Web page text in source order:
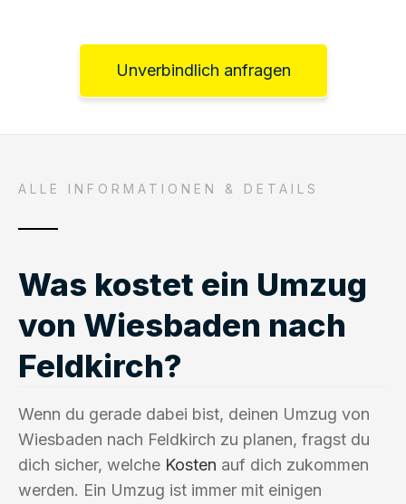
Unverbindlich anfragen
ALLE INFORMATIONEN & DETAILS
Was kostet ein Umzug
von Wiesbaden nach
Feldkirch?
Wenn du gerade dabei bist, deinen Umzug von
Wiesbaden nach Feldkirch zu planen, fragst du
dich sicher, welche Kosten auf dich zukommen
werden. Ein Umzug ist immer mit einigen